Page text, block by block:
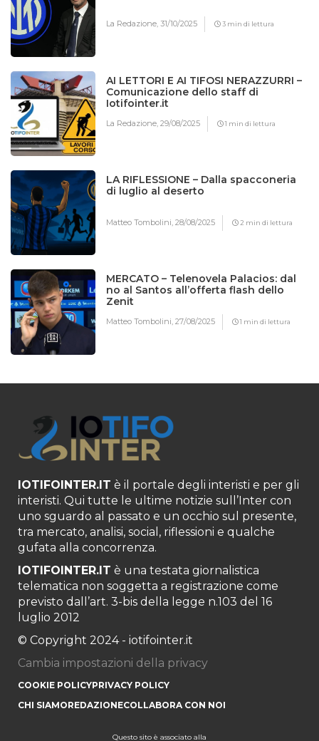
La Redazione,31/10/2025 3 min di lettura
AI LETTORI E AI TIFOSI NERAZZURRI –
Comunicazione dello staff di
Iotifointer.it
La Redazione,29/08/2025 1 min di lettura
LA RIFLESSIONE – Dalla spacconeria
di luglio al deserto
Matteo Tombolini,28/08/2025 2 min di lettura
MERCATO – Telenovela Palacios: dal
no al Santos all’offerta flash dello
Zenit
Matteo Tombolini,27/08/2025 1 min di lettura
IOTIFOINTER.IT è il portale degli interisti e per gli
interisti. Qui tutte le ultime notizie sull’Inter con
uno sguardo al passato e un occhio sul presente,
tra mercato, analisi, social, riflessioni e qualche
gufata alla concorrenza.
IOTIFOINTER.IT è una testata giornalistica
telematica non soggetta a registrazione come
previsto dall’art. 3-bis della legge n.103 del 16
luglio 2012
© Copyright 2024 - iotifointer.it
Cambia impostazioni della privacy
COOKIE POLICYPRIVACY POLICY
CHI SIAMOREDAZIONECOLLABORA CON NOI
Questo sito è associato alla